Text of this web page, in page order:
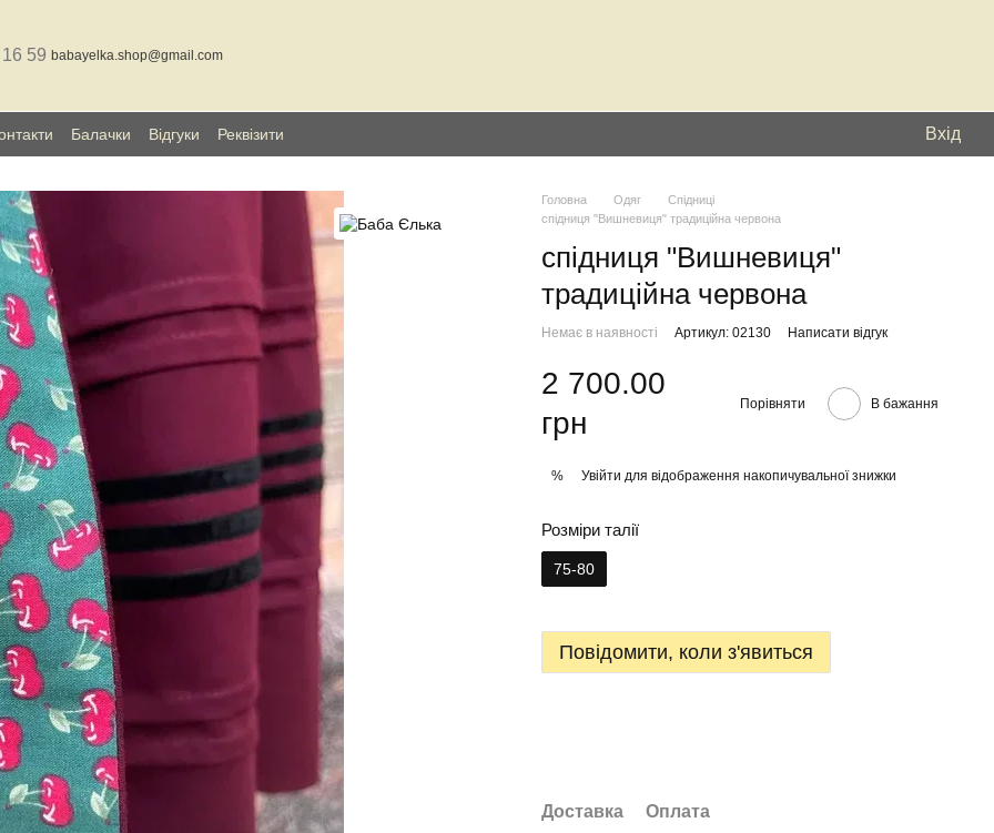
59 babayelka.shop@gmail.com
Балачки Відгуки Реквізити Вхід
Головна Одяг
Спідниці
спідниця "Вишневиця" традиційна червона
спідниця "Вишневиця"
традиційна червона
Немає в наявності Артикул: 02130 Написати відгук
2 700.00
грн
Порівняти В бажання
% Увійти для відображення накопичувальної знижки
Розміри талії
75-80
Повідомити, коли з'явиться
Доставка Оплата